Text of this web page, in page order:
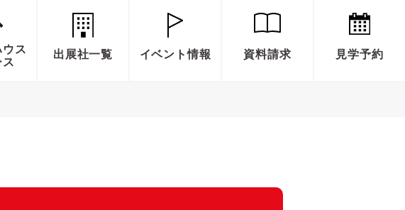
ウス
出展社一覧 イベント情報 資料請求 見学予約